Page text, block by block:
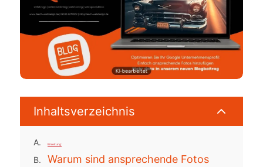
Inhaltsverzeichnis 2
Einleitung:
Warum sind ansprechende Fotos